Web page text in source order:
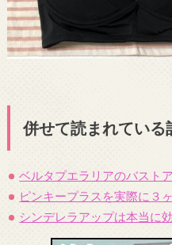
併せて読まれている
ベルタプエラリアのバスト
ピンキープラスを実際に３
シンデレラアップは本当に